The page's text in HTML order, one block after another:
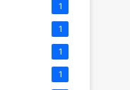
1
1
1
1